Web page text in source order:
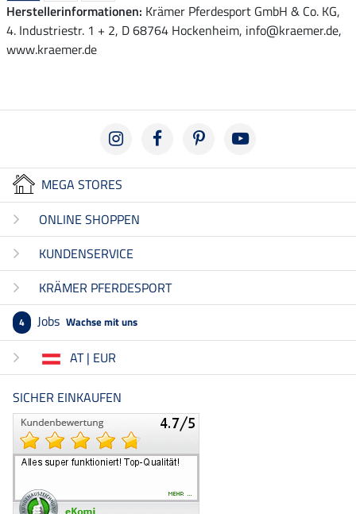
Herstellerinformationen: Krämer Pferdesport GmbH & Co. KG,
4. Industriestr. 1 + 2, D 68764 Hockenheim, info@kraemer.de,
www.kraemer.de
MEGA STORES
ONLINE SHOPPEN
KUNDENSERVICE
KRÄMER PFERDESPORT
4 Jobs Wachse mit uns
AT | EUR
SICHER EINKAUFEN